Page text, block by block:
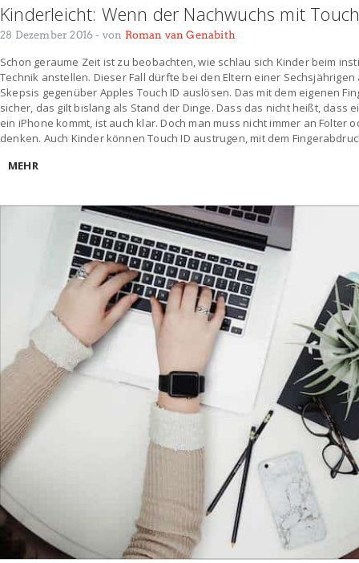
Kinderleicht: Wenn der Nachwuchs mit
28 Dezember 2016 - von Roman van Genabith
Schon geraume Zeit ist zu beobachten, wie schlau sich Kinder beim
Technik anstellen. Dieser Fall dürfte bei den Eltern einer
Skepsis gegenüber Apples Touch ID auslösen. Das mit dem eigenen
sicher, das gilt bislang als Stand der Dinge. Dass das nicht heißt, dass
ein iPhone kommt, ist auch klar. Doch man muss nicht immer an Folter
denken. Auch Kinder können Touch ID austrugen, mit dem
MEHR